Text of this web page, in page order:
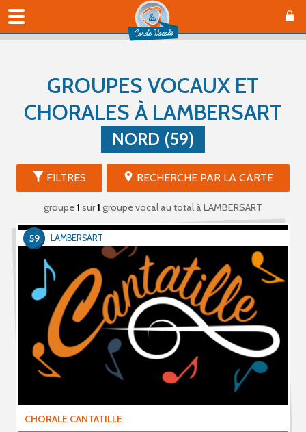
GROUPES VOCAUX ET
CHORALES À LAMBERSART
NORD (59)
FILTRES RECHERCHE PAR LA CARTE
groupe1 sur1 groupe vocal au totalà LAMBERSART
CHORALE CANTATILLE
LAMBERSART
59